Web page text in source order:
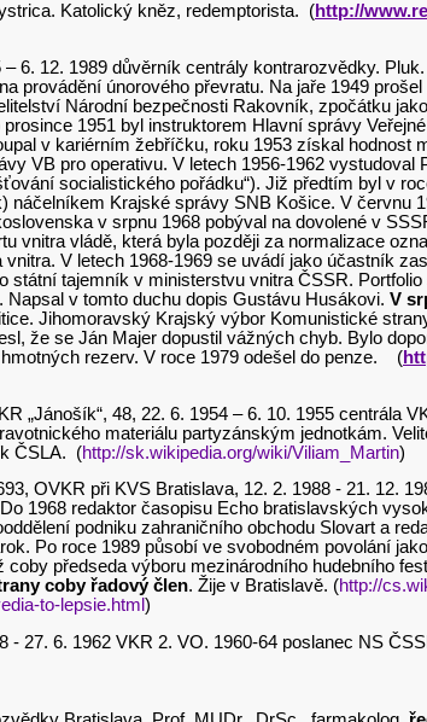
Katolický kněz, redemptorista. (http://
6. 12. 1989 důvěrník centrály kontrarozvědky.
provádění únorového převratu. Na jaře 1949
Národní bezpečnosti Rakovník, zpočátku
1951 byl instruktorem Hlavní správy
v kariérním žebříčku, roku 1953 získal hodnost
VB pro operativu. V letech 1956-1962 vystudoval
socialistického pořádku“). Již předtím byl v
Krajské správy SNB Košice. V červnu
v srpnu 1968 pobýval na dovolené v
vládě, která byla později za normalizace
V letech 1968-1969 se uvádí jako účastník
tajemník v ministerstvu vnitra ČSSR.
v tomto duchu dopis Gustávu Husákovi. V
Jihomoravský Krajský výbor Komunistické
že se Ján Majer dopustil vážných chyb. Bylo
rezerv. V roce 1979 odešel do penze. (
„Jánošík“, 48, 22. 6. 1954 – 6. 10. 1955 centrála
materiálu partyzánským jednotkám.
ČSLA. (http://sk.wikipedia.org/wiki/Viliam_Martin)
OVKR při KVS Bratislava, 12. 2. 1988 - 21. 12.
1968 redaktor časopisu Echo bratislavských
podniku zahraničního obchodu Slovart a
Po roce 1989 působí ve svobodném povolání
předseda výboru mezinárodního hudebního
coby řadový člen. Žije v Bratislavě. (http://
to-lepsie.html )
- 27. 6. 1962 VKR 2. VO. 1960-64 poslanec NS